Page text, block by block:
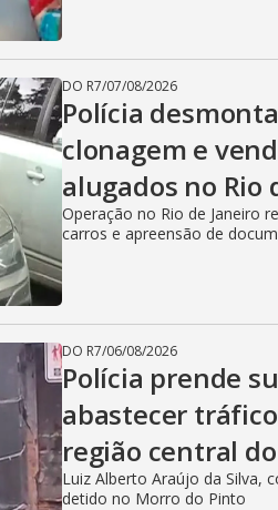
DO R7/07/08/2026
Polícia
clonagem e
alugados no Rio
Operação no Rio de Janeiro
carros e apreensão de
DO R7/06/08/2026
Polícia prende
abastecer
região central
Luiz Alberto Araújo da Silva,
detido no Morro do Pinto